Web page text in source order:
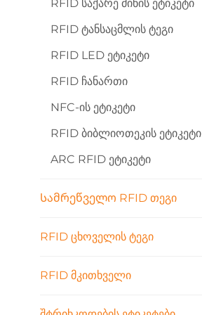
RFID Საქარე Მინის Ეტიკეტი
RFID Ტანსაცმლის Ტეგი
RFID LED Ეტიკეტი
RFID Ჩანართი
NFC-Ის Ეტიკეტი
RFID Ბიბლიოთეკის Ეტიკეტი
ARC RFID Ეტიკეტი
Სამრეწველო RFID Თეგი
RFID Ცხოველის Ტეგი
RFID Მკითხველი